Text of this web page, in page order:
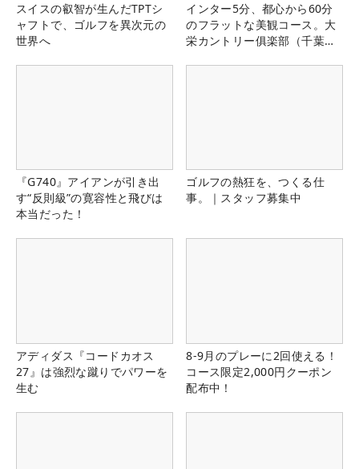
スイスの叡智が生んだTPTシ
ャフトで、ゴルフを異次元の
世界へ
インター5分、都心から60分
のフラットな美観コース。大
栄カントリー俱楽部（千葉
『G740』アイアンが引き出
す“反則級”の寛容性と飛びは
本当だった！
ゴルフの熱狂を、つくる仕
事。｜スタッフ募集中
アディダス『コードカオス
27』は強烈な蹴りでパワーを
生む
8-9月のプレーに2回使える！
コース限定2,000円クーポン
配布中！